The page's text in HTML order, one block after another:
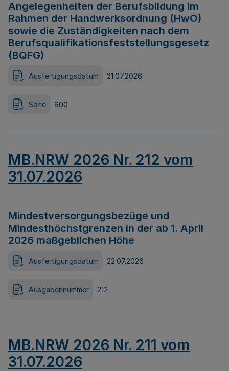
Angelegenheiten der Berufsbildung im
Rahmen der Handwerksordnung (HwO)
sowie die Zuständigkeiten nach dem
Berufsqualifikationsfeststellungsgesetz
(BQFG)
Ausfertigungsdatum 21.07.2026
Seite 600
MB.NRW 2026 Nr. 212 vom
31.07.2026
Mindestversorgungsbezüge und
Mindesthöchstgrenzen in der ab 1. April
2026 maßgeblichen Höhe
Ausfertigungsdatum 22.07.2026
Ausgabennummer 212
MB.NRW 2026 Nr. 211 vom
31.07.2026